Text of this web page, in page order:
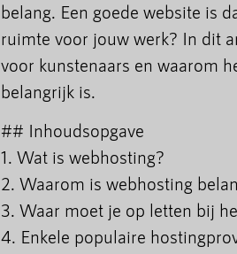
belang. Een goede website is
ruimte voor jouw werk? In dit
voor kunstenaars en waarom
belangrijk is.
## Inhoudsopgave
1. Wat is webhosting?
2. Waarom is webhosting
3. Waar moet je op letten bij
4. Enkele populaire